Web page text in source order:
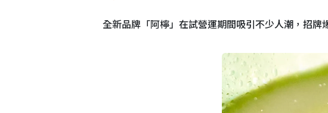
全新品牌「阿檸」在試營運期間吸引不少人潮，招